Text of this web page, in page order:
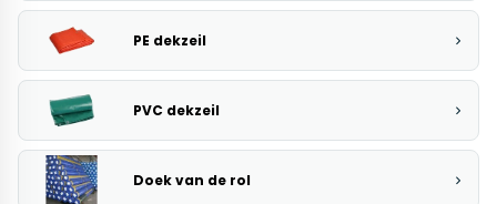
PE dekzeil
PVC dekzeil
Doek van de rol